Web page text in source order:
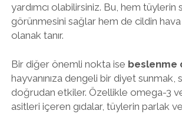
yardımcı olabilirsiniz. Bu, hem tüylerin
görünmesini sağlar hem de cildin hava
olanak tanır.
Bir diğer önemli nokta ise beslenme
hayvanınıza dengeli bir diyet sunmak,
doğrudan etkiler. Özellikle omega-3
asitleri içeren gıdalar, tüylerin parlak ve